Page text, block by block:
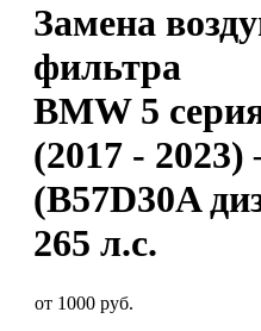
Замена
фильтра
BMW 5
(2017 -
(B57D30A
265 л.с.
от 1000 руб.